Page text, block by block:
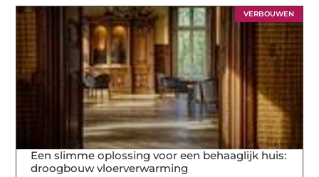
VERBOUWEN
Een slimme oplossing voor een behaaglijk huis:
droogbouw vloerverwarming